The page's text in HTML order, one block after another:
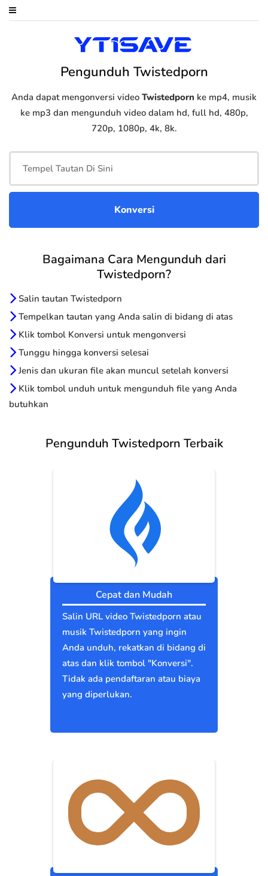
Pengunduh Twistedporn
Anda dapat mengonversi video Twistedporn ke mp4, musik
ke mp3 dan mengunduh video dalam hd, full hd, 480p,
720p, 1080p, 4k, 8k.
Bagaimana Cara Mengunduh dari
Twistedporn?
Salin tautan Twistedporn
Tempelkan tautan yang Anda salin di bidang di atas
Klik tombol Konversi untuk mengonversi
Tunggu hingga konversi selesai
Jenis dan ukuran file akan muncul setelah konversi
Klik tombol unduh untuk mengunduh file yang Anda
butuhkan
Pengunduh Twistedporn Terbaik
Cepat dan Mudah
Salin URL video Twistedporn atau
musik Twistedporn yang ingin
Anda unduh, rekatkan di bidang di
atas dan klik tombol "Konversi".
Tidak ada pendaftaran atau biaya
yang diperlukan.